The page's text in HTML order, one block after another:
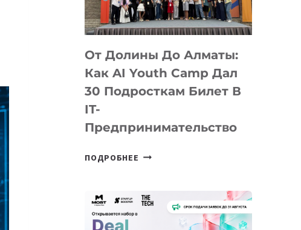
От Долины До Алматы:
Как AI Youth Camp Дал
30 Подросткам Билет В
IT-
Предпринимательство
ПОДРОБНЕЕ ОТ
АЛМАТЫ: